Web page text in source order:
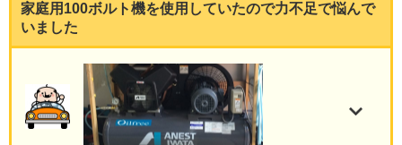
家庭用100ボルト機を使用していたので力不足で悩んで
いました